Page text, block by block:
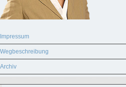
Impressum
Wegbeschreibung
Archiv